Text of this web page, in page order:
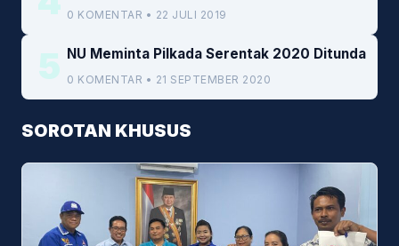
0 KOMENTAR • 22 JULI 2019
5 NU Meminta Pilkada Serentak 2020 Ditunda
0 KOMENTAR • 21 SEPTEMBER 2020
SOROTAN KHUSUS